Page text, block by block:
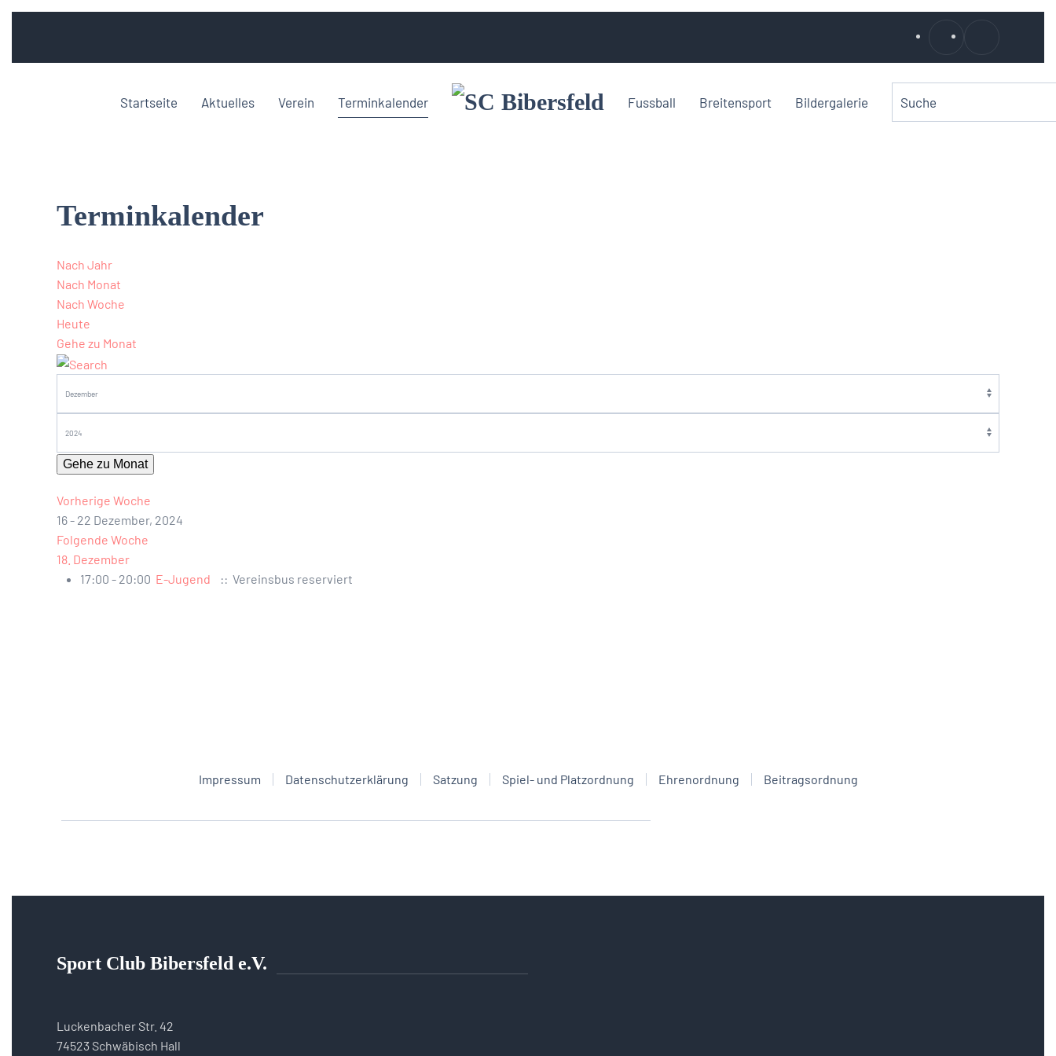
Startseite Aktuelles Verein Terminkalender Fussball Breitensport Bildergalerie
Terminkalender
Nach Jahr
Nach Monat
Nach Woche
Heute
Gehe zu Monat
Gehe zu Monat
Vorherige Woche
16 - 22 Dezember, 2024
Folgende Woche
18. Dezember
17:00 - 20:00 E-Jugend :: Vereinsbus reserviert
Impressum Datenschutzerklärung Satzung Spiel- und Platzordnung Ehrenordnung Beitragsordnung
Sport Club Bibersfeld e.V.
Luckenbacher Str. 42
74523 Schwäbisch Hall